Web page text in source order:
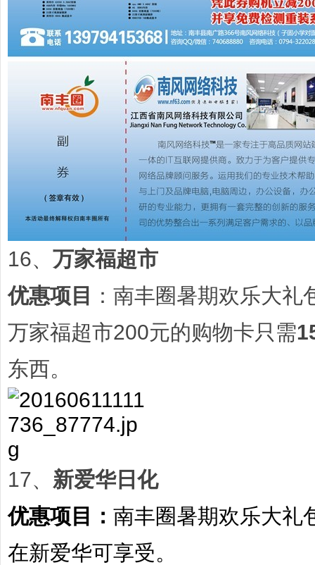
16、 万家福超市
优惠项目
：南丰圈暑期欢乐大
万家福超市200元的购物卡只需
东西。
17、 新爱华日化
优惠项目： 南丰圈暑期欢乐大礼
在新爱华可享受。